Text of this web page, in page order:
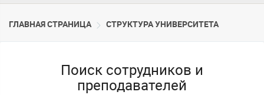
ГЛАВНАЯ СТРАНИЦА CТРУКТУРА УНИВЕРСИТЕТА
Поиск сотрудников и
преподавателей